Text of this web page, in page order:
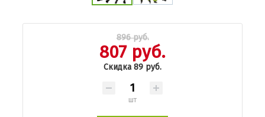
896 руб.
807 руб.
Скидка 89 руб.
шт